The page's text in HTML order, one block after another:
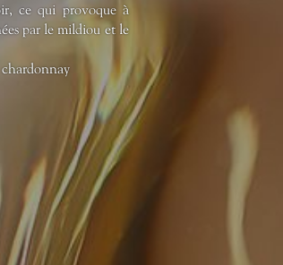
ce qui provoque à
par le mildiou et le